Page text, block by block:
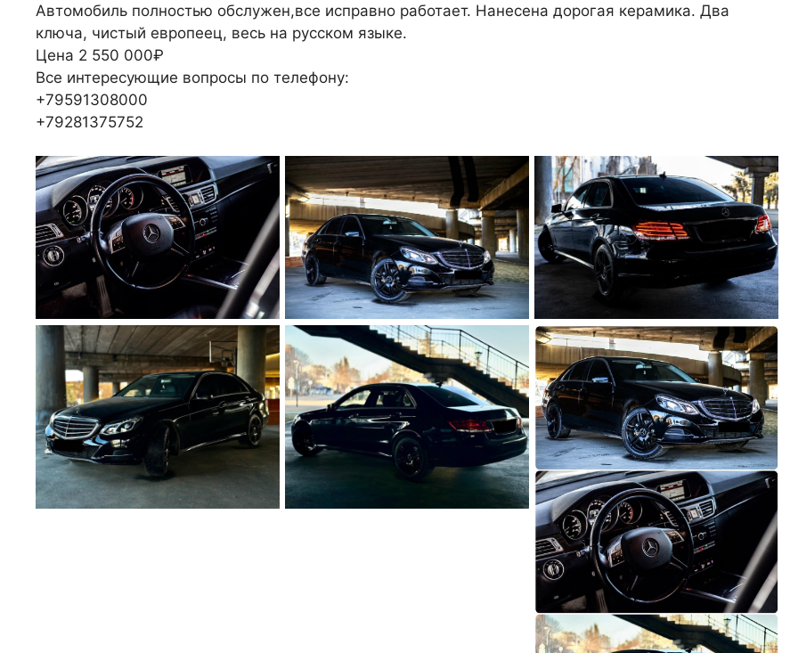
Автомобиль полностью обслужен,все исправно работает. Нанесена дорогая керамика. Два
ключа, чистый европеец, весь на русском языке.
Цена 2 550 000₽
Все интересующие вопросы по телефону:
+79591308000
+79281375752